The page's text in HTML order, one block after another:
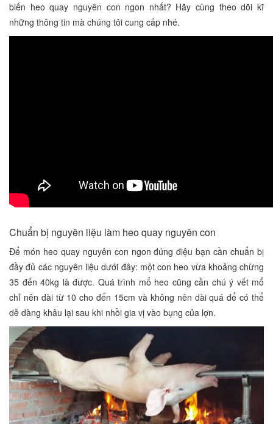
biến heo quay nguyên con ngon nhất? Hãy cùng theo dõi kĩ
những thông tin mà chúng tôi cung cấp nhé.
Chuẩn bị nguyên liệu làm heo quay nguyên con
Để món heo quay nguyên con ngon đúng điệu bạn cần chuẩn bị
đầy đủ các nguyên liệu dưới đây: một con heo vừa khoảng chừng
35 đến 40kg là được. Quá trình mổ heo cũng cần chú ý vết mổ
chỉ nên dài từ 10 cho đến 15cm và không nên dài quá để có thể
dễ dàng khâu lại sau khi nhồi gia vị vào bụng của lợn.